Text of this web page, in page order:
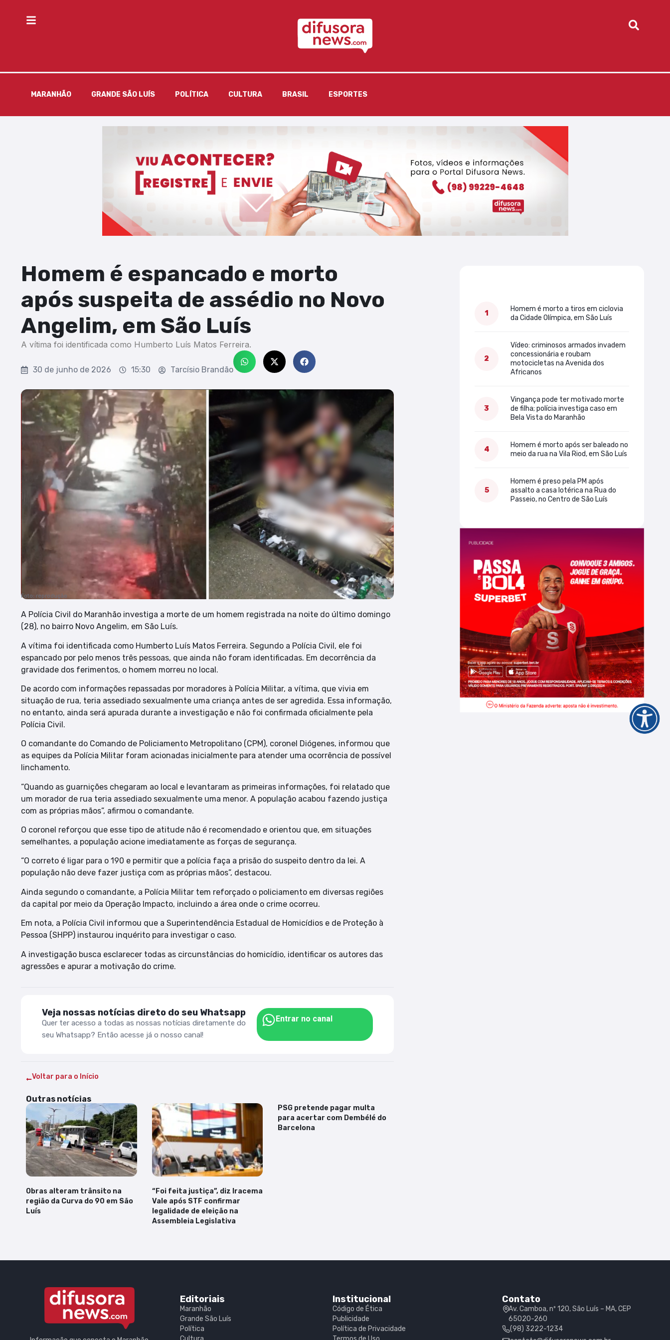
MARANHÃO GRANDE SÃO LUÍS POLÍTICA CULTURA BRASIL ESPORTES
Homem é espancado e morto
após suspeita de assédio no Novo
Angelim, em São Luís
A vítima foi identificada como Humberto Luís Matos Ferreira.
30 de junho de 2026 15:30 Tarcísio Brandão
Foto: reprodução
A Polícia Civil do Maranhão investiga a morte de um homem registrada na noite do último domingo
(28), no bairro Novo Angelim, em São Luís.
A vítima foi identificada como Humberto Luís Matos Ferreira. Segundo a Polícia Civil, ele foi
espancado por pelo menos três pessoas, que ainda não foram identificadas. Em decorrência da
gravidade dos ferimentos, o homem morreu no local.
De acordo com informações repassadas por moradores à Polícia Militar, a vítima, que vivia em
situação de rua, teria assediado sexualmente uma criança antes de ser agredida. Essa informação,
no entanto, ainda será apurada durante a investigação e não foi confirmada oficialmente pela
Polícia Civil.
O comandante do Comando de Policiamento Metropolitano (CPM), coronel Diógenes, informou que
as equipes da Polícia Militar foram acionadas inicialmente para atender uma ocorrência de possível
linchamento.
“Quando as guarnições chegaram ao local e levantaram as primeiras informações, foi relatado que
um morador de rua teria assediado sexualmente uma menor. A população acabou fazendo justiça
com as próprias mãos”, afirmou o comandante.
O coronel reforçou que esse tipo de atitude não é recomendado e orientou que, em situações
semelhantes, a população acione imediatamente as forças de segurança.
“O correto é ligar para o 190 e permitir que a polícia faça a prisão do suspeito dentro da lei. A
população não deve fazer justiça com as próprias mãos”, destacou.
Ainda segundo o comandante, a Polícia Militar tem reforçado o policiamento em diversas regiões
da capital por meio da Operação Impacto, incluindo a área onde o crime ocorreu.
Em nota, a Polícia Civil informou que a Superintendência Estadual de Homicídios e de Proteção à
Pessoa (SHPP) instaurou inquérito para investigar o caso.
A investigação busca esclarecer todas as circunstâncias do homicídio, identificar os autores das
agressões e apurar a motivação do crime.
Veja nossas notícias direto do seu Whatsapp
Quer ter acesso a todas as nossas notícias diretamente do
seu Whatsapp? Então acesse já o nosso canal!
Entrar no canal
Voltar para o Início
Outras notícias
Obras alteram trânsito na
região da Curva do 90 em São
Luís
“Foi feita justiça”, diz Iracema
Vale após STF confirmar
legalidade de eleição na
Assembleia Legislativa
PSG pretende pagar multa
para acertar com Dembélé do
Barcelona
Homem é morto a tiros em ciclovia
da Cidade Olímpica, em São Luís
Vídeo: criminosos armados invadem
concessionária e roubam
motocicletas na Avenida dos
Africanos
Vingança pode ter motivado morte
de filha; polícia investiga caso em
Bela Vista do Maranhão
Homem é morto após ser baleado no
meio da rua na Vila Riod, em São Luís
Homem é preso pela PM após
assalto a casa lotérica na Rua do
Passeio, no Centro de São Luís
Editoriais
Maranhão
Grande São Luís
Política
Institucional
Código de Ética
Publicidade
Política de Privacidade
Contato
Av. Camboa, nº 120, São Luís – MA, CEP
65020-260
(98) 3222-1234